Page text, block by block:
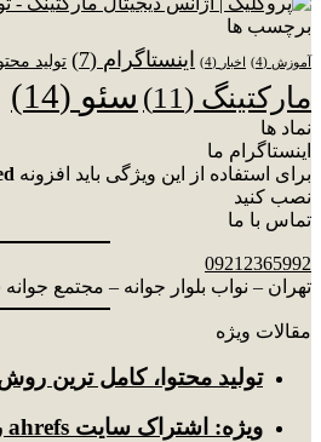
برچسب ها
آموزش (4) اخبار (4) اینستاگرام (7) تولید
مارکتینگ (11) سئو (14)
نماد ها
اینستاگرام ما
برای استفاده از این ویژگی باید افزونه
نصب کنید
تماس با ما
09212365992
تهران – نواب بلوار جوانه – مجتمع
مقالات ویژه
توليد محتوا، کامل ترین روش
ویژه: اشتراک سایت ahrefs رایگان شد